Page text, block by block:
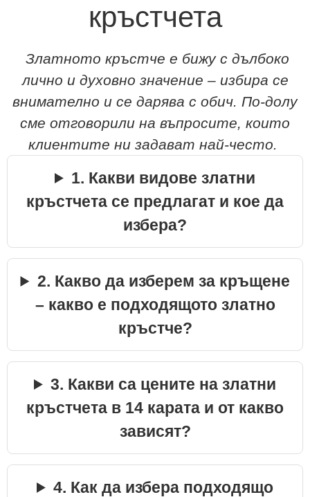
кръстчета
Златното кръстче е бижу с дълбоко
лично и духовно значение – избира се
внимателно и се дарява с обич. По-долу
сме отговорили на въпросите, които
клиентите ни задават най-често.
1. Какви видове златни
кръстчета се предлагат и кое да
избера?
2. Какво да изберем за кръщене
– какво е подходящото златно
кръстче?
3. Какви са цените на златни
кръстчета в 14 карата и от какво
зависят?
4. Как да избера подходящо